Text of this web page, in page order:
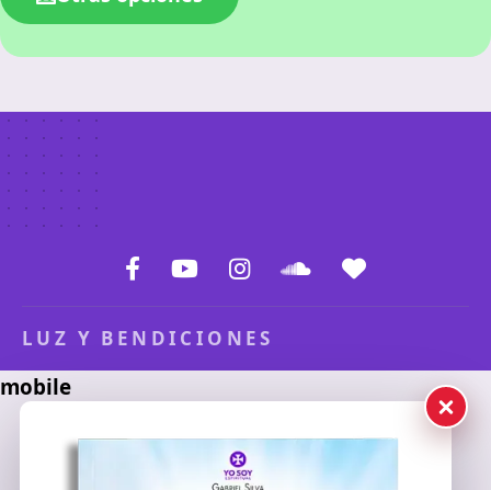
LUZ Y BENDICIONES